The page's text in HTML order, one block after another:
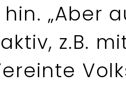
„Aber
z.B.